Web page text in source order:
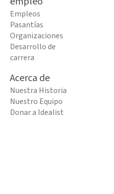
Empleos
Pasantías
Organizaciones
Desarrollo de
carrera
Acerca de
Nuestra Historia
Nuestro Equipo
Donar a Idealist